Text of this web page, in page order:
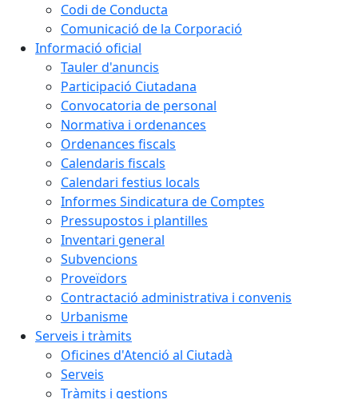
Codi de Conducta
Comunicació de la Corporació
Informació oficial
Tauler d'anuncis
Participació Ciutadana
Convocatoria de personal
Normativa i ordenances
Ordenances fiscals
Calendaris fiscals
Calendari festius locals
Informes Sindicatura de Comptes
Pressupostos i plantilles
Inventari general
Subvencions
Proveïdors
Contractació administrativa i convenis
Urbanisme
Serveis i tràmits
Oficines d'Atenció al Ciutadà
Serveis
Tràmits i gestions